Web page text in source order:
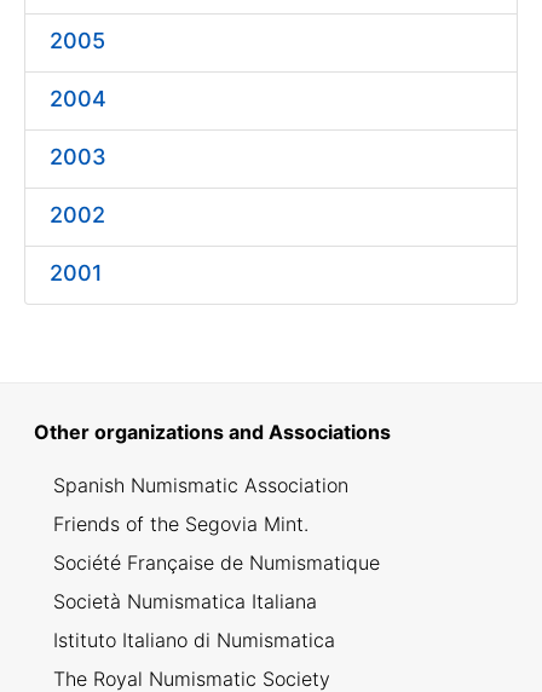
2005
2004
2003
2002
2001
Other organizations and Associations
Spanish Numismatic Association
Friends of the Segovia Mint.
Société Française de Numismatique
Società Numismatica Italiana
Istituto Italiano di Numismatica
The Royal Numismatic Society